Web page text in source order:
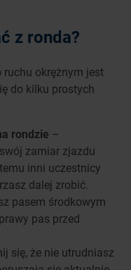
z ronda?
okrężnym jest
do kilku prostych
rondzie –
zamiar zjazdu
inni uczestnicy
dalej zrobić.
pasem środkowym
pas przed
się, że nie utrudniasz